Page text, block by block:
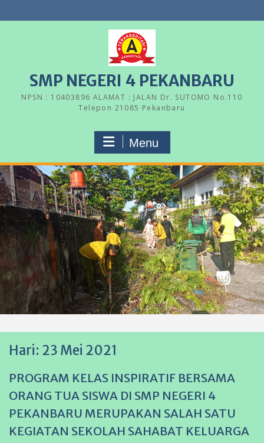
to
SMP NEGERI 4 PEKANBARU
NPSN : 10403896 ALAMAT : JALAN Dr. SUTOMO No.110
Telepon 21085 Pekanbaru
Menu
Hari: 23 Mei 2021
PROGRAM KELAS INSPIRATIF BERSAMA
ORANG TUA SISWA DI SMP NEGERI 4
PEKANBARU MERUPAKAN SALAH SATU
KEGIATAN SEKOLAH SAHABAT KELUARGA